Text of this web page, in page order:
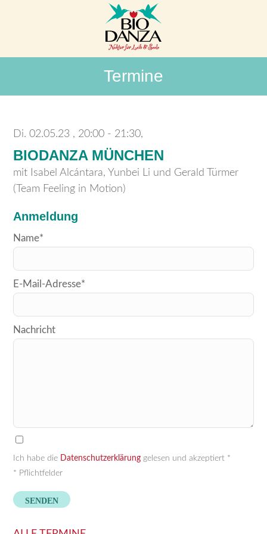
Termine
Di. 02.05.23 20:00 - 21:30,
BIODANZA MÜNCHEN
mit Isabel Alcántara, Yunbei Li und Gerald Türmer
(Team Feeling in Motion)
Anmeldung
Bitte
dieses
Feld
Name*
E-Mail-Adresse*
Nachricht
Ich habe die Datenschutzerklärung gelesen und akzeptiert *
* Pflichtfelder